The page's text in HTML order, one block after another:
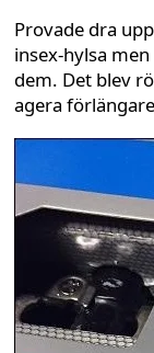
Provade dra
insex-hylsa
dem. Det blev
agera